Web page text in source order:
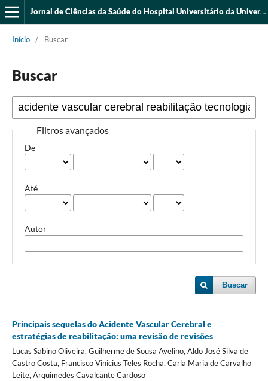
Jornal de Ciências da Saúde do Hospital Universitário da Universidade Federal do Piauí
Início / Buscar
Buscar
Filtros avançados
De
Até
Autor
Buscar
Principais sequelas do Acidente Vascular Cerebral e
estratégias de reabilitação: uma revisão de revisões
Lucas Sabino Oliveira, Guilherme de Sousa Avelino, Aldo José Silva de
Castro Costa, Francisco Vinicius Teles Rocha, Carla Maria de Carvalho
Leite, Arquimedes Cavalcante Cardoso